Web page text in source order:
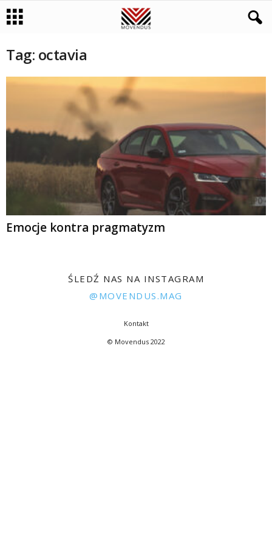
Tag: octavia
Emocje kontra pragmatyzm
ŚLEDŹ NAS NA INSTAGRAM
@MOVENDUS.MAG
Kontakt
© Movendus 2022